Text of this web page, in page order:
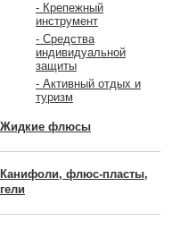
- Крепежный
инструмент
- Средства
индивидуальной
защиты
- Активный отдых и
туризм
Жидкие флюсы
Канифоли, флюс-пласты,
гели